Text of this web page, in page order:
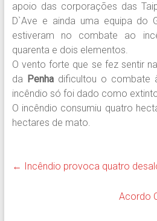
apoio das corporações das
D`Ave e ainda uma equipa do
estiveram no combate ao
quarenta e dois elementos.
O vento forte que se fez sentir
da Penhadificultou o combate
incêndio só foi dado como
O incêndio consumiu quatro
hectares de mato.
← Incêndio provoca quatro
Acordo